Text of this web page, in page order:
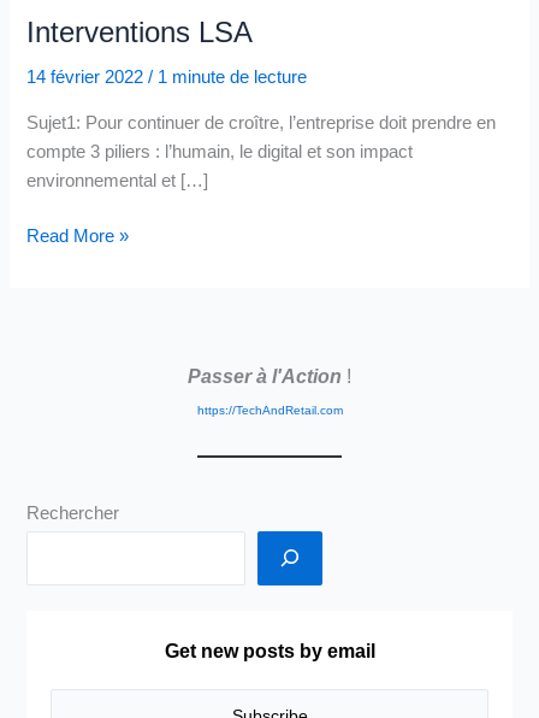
Interventions LSA
14 février 2022/ 1 minute de lecture
Sujet1: Pour continuer de croître, l’entreprise doit prendre en
compte 3 piliers : l’humain, le digital et son impact
environnemental et […]
Interventions
Read More »
Passer à l'Action !
https://TechAndRetail.com
Rechercher
Get new posts by email